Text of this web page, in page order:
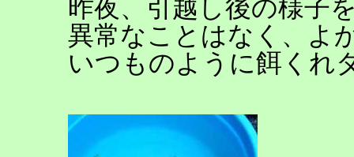
昨夜、引越し後の様子
異常なことはなく、よ
いつものように餌くれ